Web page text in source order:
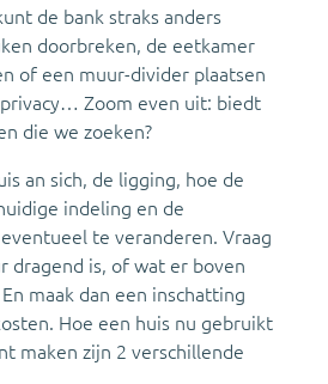
de bank straks anders
doorbreken, de eetkamer
of een muur-divider plaatsen
Zoom even uit: biedt
die we zoeken?
an sich, de ligging, hoe de
indeling en de
te veranderen. Vraag
dragend is, of wat er boven
maak dan een inschatting
Hoe een huis nu gebruikt
maken zijn 2 verschillende